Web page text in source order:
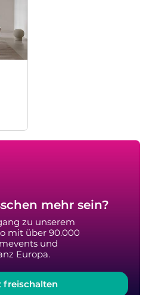
mehr sein?
zu unserem
mit über 90.000
und
Europa.
freischalten